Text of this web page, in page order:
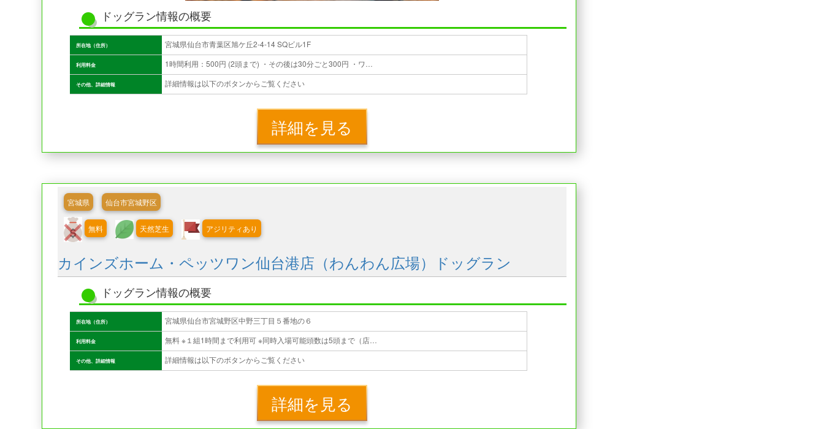
ドッグラン情報の概要
所在地（住所） 宮城県仙台市青葉区旭ケ丘2-4-14 SQビル1F
利用料金
その他、詳細情報 詳細情報は以下のボタンからご覧ください
詳細を見る
宮城県 仙台市宮城野区
無料 天然芝生 アジリティあり
カインズホーム・ペッツワン仙台港店（わんわん広場）ドッグラン
ドッグラン情報の概要
所在地（住所） 宮城県仙台市宮城野区中野三丁目５番地の６
利用料金
その他、詳細情報 詳細情報は以下のボタンからご覧ください
詳細を見る